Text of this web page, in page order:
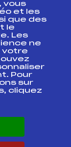
Suivi
vous
et les
que des
le
Les
ne
votre
Pour
sur
cliquez